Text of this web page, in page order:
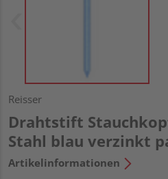
Reisser
Drahtstift
Stahl blau verzinkt
Artikelinformationen